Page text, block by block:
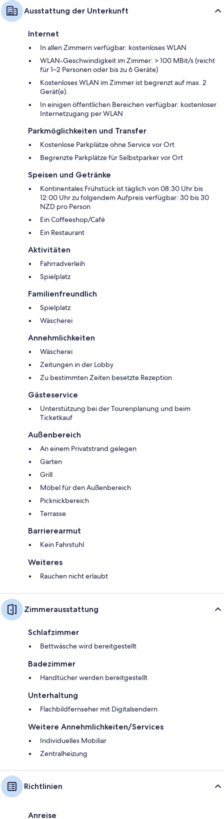
Ausstattung der Unterkunft
Internet
In allen Zimmern verfügbar: kostenloses WLAN
WLAN-Geschwindigkeit im Zimmer: > 100 MBit/s (reicht
für 1–2 Personen oder bis zu 6 Geräte)
Kostenloses WLAN im Zimmer ist begrenzt auf max. 2
Gerät(e).
In einigen öffentlichen Bereichen verfügbar: kostenloser
Internetzugang per WLAN
Parkmöglichkeiten und Transfer
Kostenlose Parkplätze ohne Service vor Ort
Begrenzte Parkplätze für Selbstparker vor Ort
Speisen und Getränke
Kontinentales Frühstück ist täglich von 08:30 Uhr bis
12:00 Uhr zu folgendem Aufpreis verfügbar: 30 bis 30
NZD pro Person
Ein Coffeeshop/Café
Ein Restaurant
Aktivitäten
Fahrradverleih
Spielplatz
Familienfreundlich
Spielplatz
Wäscherei
Annehmlichkeiten
Wäscherei
Zeitungen in der Lobby
Zu bestimmten Zeiten besetzte Rezeption
Gästeservice
Unterstützung bei der Tourenplanung und beim
Ticketkauf
Außenbereich
An einem Privatstrand gelegen
Garten
Grill
Möbel für den Außenbereich
Picknickbereich
Terrasse
Barrierearmut
Kein Fahrstuhl
Weiteres
Rauchen nicht erlaubt
Zimmerausstattung
Schlafzimmer
Bettwäsche wird bereitgestellt
Badezimmer
Handtücher werden bereitgestellt
Unterhaltung
Flachbildfernseher mit Digitalsendern
Weitere Annehmlichkeiten/Services
Individuelles Mobiliar
Zentralheizung
Richtlinien
Anreise